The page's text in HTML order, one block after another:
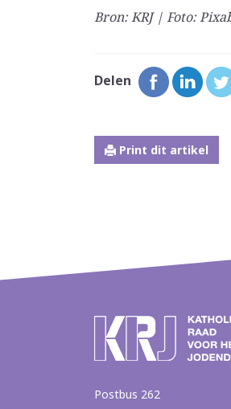
Bron: KRJ | Foto:
Delen
Print dit artikel
Postbus 262